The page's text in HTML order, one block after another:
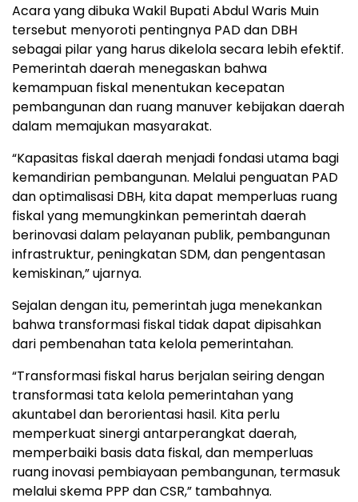
Acara yang dibuka Wakil Bupati Abdul Waris Muin
tersebut menyoroti pentingnya PAD dan DBH
sebagai pilar yang harus dikelola secara lebih efektif.
Pemerintah daerah menegaskan bahwa
kemampuan fiskal menentukan kecepatan
pembangunan dan ruang manuver kebijakan daerah
dalam memajukan masyarakat.
“Kapasitas fiskal daerah menjadi fondasi utama bagi
kemandirian pembangunan. Melalui penguatan PAD
dan optimalisasi DBH, kita dapat memperluas ruang
fiskal yang memungkinkan pemerintah daerah
berinovasi dalam pelayanan publik, pembangunan
infrastruktur, peningkatan SDM, dan pengentasan
kemiskinan,” ujarnya.
Sejalan dengan itu, pemerintah juga menekankan
bahwa transformasi fiskal tidak dapat dipisahkan
dari pembenahan tata kelola pemerintahan.
“Transformasi fiskal harus berjalan seiring dengan
transformasi tata kelola pemerintahan yang
akuntabel dan berorientasi hasil. Kita perlu
memperkuat sinergi antarperangkat daerah,
memperbaiki basis data fiskal, dan memperluas
ruang inovasi pembiayaan pembangunan, termasuk
melalui skema PPP dan CSR,” tambahnya.